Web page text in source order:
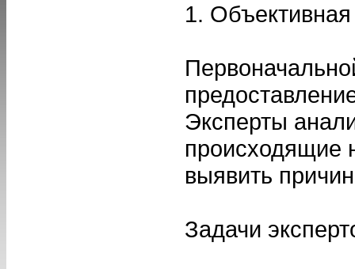
1.
Эксперты
происходящие
выявить
Задачи